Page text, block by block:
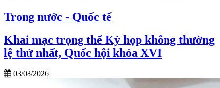
Trong nước - Quốc tế
Khai mạc trọng thể Kỳ họp không thường
lệ thứ nhất, Quốc hội khóa XVI
03/08/2026